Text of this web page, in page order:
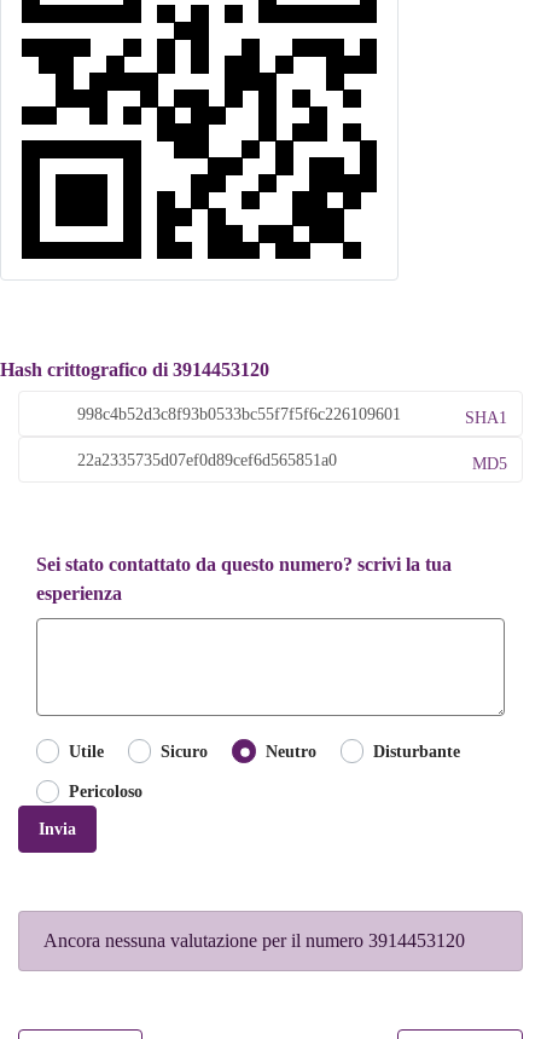
Hash crittografico di 3914453120
SHA1
MD5
Sei stato contattato da questo numero? scrivi la tua
esperienza
Utile Sicuro Neutro Disturbante
Pericoloso
Invia
Ancora nessuna valutazione per il numero 3914453120